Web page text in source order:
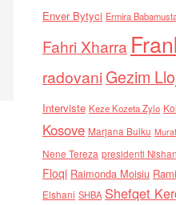
Enver Bytyci Ermira
Fahri Xharra
radovaniGezim
Interviste Keze Kozeta Zylo
Kosove Marjana Bulku
Nene Tereza presidenti
Floqi Raimonda Moisiu
Elshani SHBA Shefqet